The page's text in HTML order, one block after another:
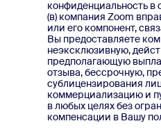
конфиденциальность
(в) компания Zoom
или его компонент,
Вы предоставляете
неэксклюзивную,
предполагающую
отзыва, бессрочную,
сублицензирования
коммерциализацию и
в любых целях без
компенсации в Вашу